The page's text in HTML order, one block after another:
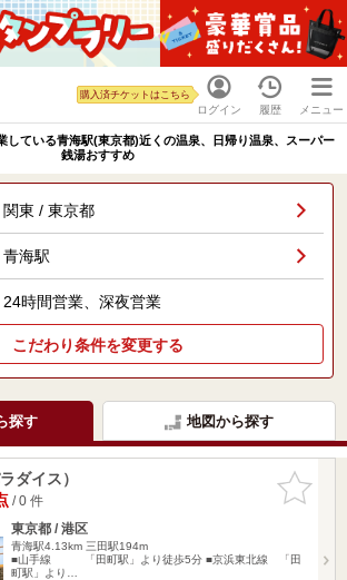
ログイン
購入済チケットはこちら
履歴 メニュー
している青海駅(東京都)近くの温泉、日帰り温泉、スーパー
銭湯おすすめ
関東 / 東京都
青海駅
24時間営業、深夜営業
こだわり条件を変更する
探す 地図から探す
お気に入
りに追加
ダイス）
/ 0 件
東京都 / 港区
青海駅4.13km 三田駅194m
■山手線 「田町駅」より徒歩5分 ■京浜東北線 「田
町駅」より…